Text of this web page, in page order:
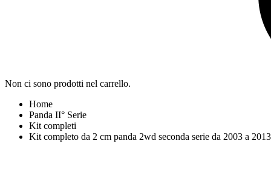
Non ci sono prodotti nel carrello.
Home
Panda II° Serie
Kit completi
Kit completo da 2 cm panda 2wd seconda serie da 2003 a